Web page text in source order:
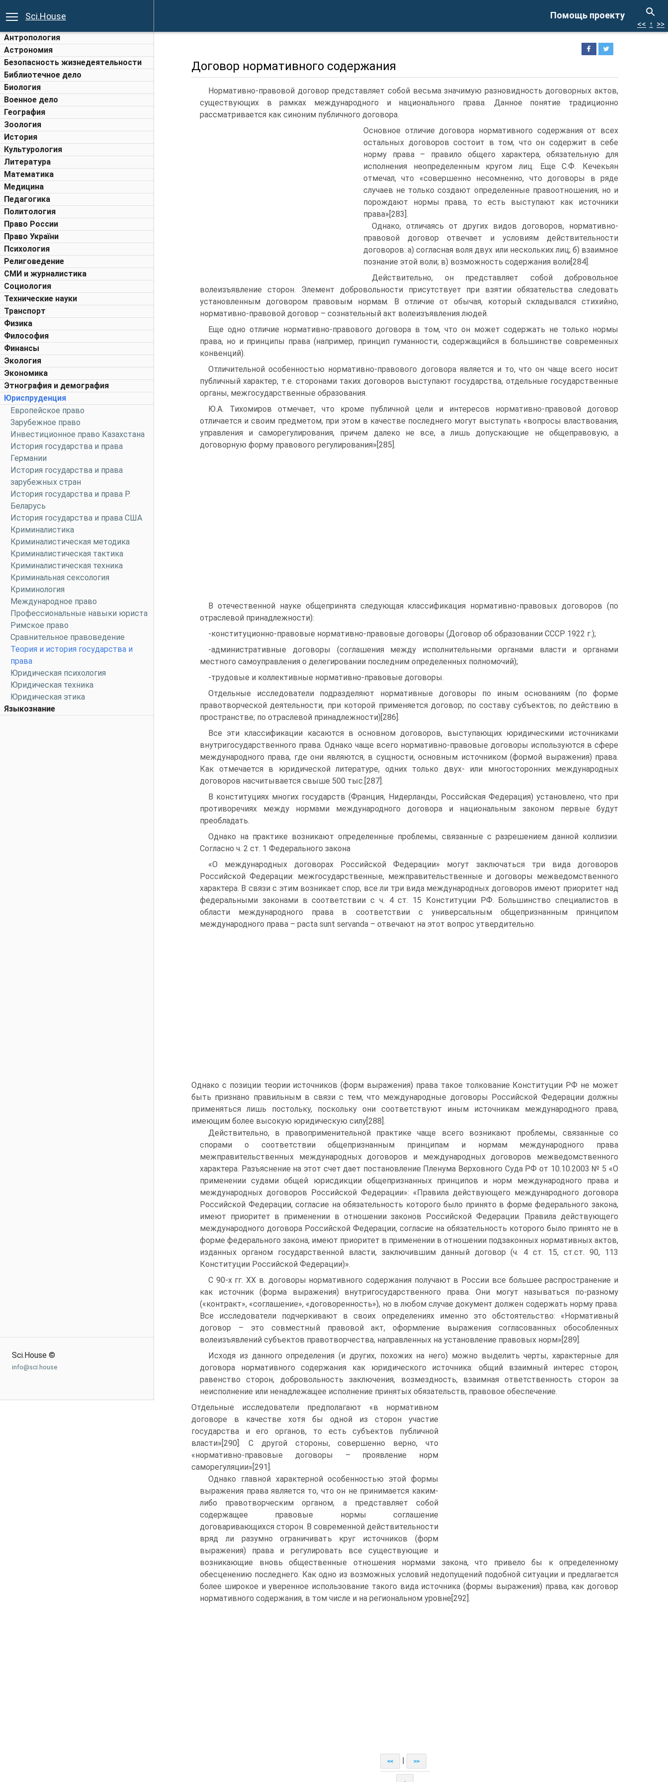
Помощь проекту
Sci.House
Антропология
Астрономия
Безопасность жизнедеятельности
Библиотечное дело
Биология
Военное дело
География
Зоология
История
Культурология
Литература
Математика
Медицина
Педагогика
Политология
Право России
Право України
Психология
Религоведение
СМИ и журналистика
Социология
Технические науки
Транспорт
Физика
Философия
Финансы
Экология
Экономика
Этнография и демография
Юриспруденция
Европейское право
Зарубежное право
Инвестиционное право Казахстана
История государства и права
Германии
История государства и права
зарубежных стран
История государства и права Р.
Беларусь
История государства и права США
Криминалистика
Криминалистическая методика
Криминалистическая тактика
Криминалистическая техника
Криминальная сексология
Криминология
Международное право
Профессиональные навыки юриста
Римское право
Сравнительное правоведение
Теория и история государства и
права
Юридическая психология
Юридическая техника
Юридическая этика
Языкознание
Sci.House ©
info@sci.house
<< ↑ >>
Договор нормативного содержания
Нормативно-правовой договор представляет собой весьма значимую разновидность договорных актов,
существующих в рамках международного и национального права. Данное понятие традиционно
рассматривается как синоним публичного договора.
Основное отличие договора нормативного содержания от всех
остальных договоров состоит в том, что он содержит в себе
норму права – правило общего характера, обязательную для
исполнения неопределенным кругом лиц. Еще С.Ф. Кечекьян
отмечал, что «совершенно несомненно, что договоры в ряде
случаев не только создают определенные правоотношения, но и
порождают нормы права, то есть выступают как источники
права»[283].
Однако, отличаясь от других видов договоров, нормативно-
правовой договор отвечает и условиям действительности
договоров: а) согласная воля двух или нескольких лиц; б) взаимное
познание этой воли; в) возможность содержания воли[284].
Действительно, он представляет собой добровольное
волеизъявление сторон. Элемент добровольности присутствует при взятии обязательства следовать
установленным договором правовым нормам. В отличие от обычая, который складывался стихийно,
нормативно-правовой договор – сознательный акт волеизъявления людей.
Еще одно отличие нормативно-правового договора в том, что он может содержать не только нормы
права, но и принципы права (например, принцип гуманности, содержащийся в большинстве современных
конвенций).
Отличительной особенностью нормативно-правового договора является и то, что он чаще всего носит
публичный характер, т.е. сторонами таких договоров выступают государства, отдельные государственные
органы, межгосударственные образования.
Ю.А. Тихомиров отмечает, что кроме публичной цели и интересов нормативно-правовой договор
отличается и своим предметом, при этом в качестве последнего могут выступать «вопросы властвования,
управления и саморегулирования, причем далеко не все, а лишь допускающие не общеправовую, а
договорную форму правового регулирования»[285].
В отечественной науке общепринята следующая классификация нормативно-правовых договоров (по
отраслевой принадлежности):
-конституционно-правовые нормативно-правовые договоры (Договор об образовании СССР 1922 г.);
-административные договоры (соглашения между исполнительными органами власти и органами
местного самоуправления о делегировании последним определенных полномочий);
-трудовые и коллективные нормативно-правовые договоры.
Отдельные исследователи подразделяют нормативные договоры по иным основаниям (по форме
правотворческой деятельности, при которой применяется договор; по составу субъектов; по действию в
пространстве; по отраслевой принадлежности)[286].
Все эти классификации касаются в основном договоров, выступающих юридическими источниками
внутригосударственного права. Однако чаще всего нормативно-правовые договоры используются в сфере
международного права, где они являются, в сущности, основным источником (формой выражения) права.
Как отмечается в юридической литературе, одних только двух- или многосторонних международных
договоров насчитывается свыше 500 тыс.[287].
В конституциях многих государств (Франция, Нидерланды, Российская Федерация) установлено, что при
противоречиях между нормами международного договора и национальным законом первые будут
преобладать.
Однако на практике возникают определенные проблемы, связанные с разрешением данной коллизии.
Согласно ч. 2 ст. 1 Федерального закона
«О международных договорах Российской Федерации» могут заключаться три вида договоров
Российской Федерации: межгосударственные, межправительственные и договоры межведомственного
характера. В связи с этим возникает спор, все ли три вида международных договоров имеют приоритет над
федеральными законами в соответствии с ч. 4 ст. 15 Конституции РФ. Большинство специалистов в
области международного права в соответствии с универсальным общепризнанным принципом
международного права – pacta sunt servanda – отвечают на этот вопрос утвердительно.
Однако с позиции теории источников (форм выражения) права такое толкование Конституции РФ не может
быть признано правильным в связи с тем, что международные договоры Российской Федерации должны
применяться лишь постольку, поскольку они соответствуют иным источникам международного права,
имеющим более высокую юридическую силу[288].
Действительно, в правоприменительной практике чаще всего возникают проблемы, связанные со
спорами о соответствии общепризнанным принципам и нормам международного права
межправительственных международных договоров и международных договоров межведомственного
характера. Разъяснение на этот счет дает постановление Пленума Верховного Суда РФ от 10.10.2003 № 5 «О
применении судами общей юрисдикции общепризнанных принципов и норм международного права и
международных договоров Российской Федерации»: «Правила действующего международного договора
Российской Федерации, согласие на обязательность которого было принято в форме федерального закона,
имеют приоритет в применении в отношении законов Российской Федерации. Правила действующего
международного договора Российской Федерации, согласие на обязательность которого было принято не в
форме федерального закона, имеют приоритет в применении в отношении подзаконных нормативных актов,
изданных органом государственной власти, заключившим данный договор (ч. 4 ст. 15, ст.ст. 90, 113
Конституции Российской Федерации)».
С 90-х гг. ХХ в. договоры нормативного содержания получают в России все большее распространение и
как источник (форма выражения) внутригосударственного права. Они могут называться по-разному
(«контракт», «соглашение», «договоренность»), но в любом случае документ должен содержать норму права.
Все исследователи подчеркивают в своих определениях именно это обстоятельство: «Нормативный
договор – это совместный правовой акт, оформление выражения согласованных обособленных
волеизъявлений субъектов правотворчества, направленных на установление правовых норм»[289].
Исходя из данного определения (и других, похожих на него) можно выделить черты, характерные для
договора нормативного содержания как юридического источника: общий взаимный интерес сторон,
равенство сторон, добровольность заключения, возмездность, взаимная ответственность сторон за
неисполнение или ненадлежащее исполнение принятых обязательств, правовое обеспечение.
Отдельные исследователи предполагают «в нормативном
договоре в качестве хотя бы одной из сторон участие
государства и его органов, то есть субъектов публичной
власти»[290]. С другой стороны, совершенно верно, что
«нормативно-правовые договоры – проявление норм
саморегуляции»[291].
Однако главной характерной особенностью этой формы
выражения права является то, что он не принимается каким-
либо правотворческим органом, а представляет собой
содержащее правовые нормы соглашение
договаривающихся сторон. В современной действительности
вряд ли разумно ограничивать круг источников (форм
выражения) права и регулировать все существующие и
возникающие вновь общественные отношения нормами закона, что привело бы к определенному
обесценению последнего. Как одно из возможных условий недопущений подобной ситуации и предлагается
более широкое и уверенное использование такого вида источника (формы выражения) права, как договор
нормативного содержания, в том числе и на региональном уровне[292].
<< >>